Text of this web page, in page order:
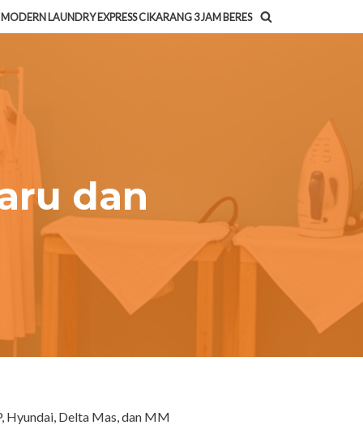
MODERN LAUNDRY EXPRESS CIKARANG 3 JAM BERES
dan
Hyundai, Delta Mas, dan MM